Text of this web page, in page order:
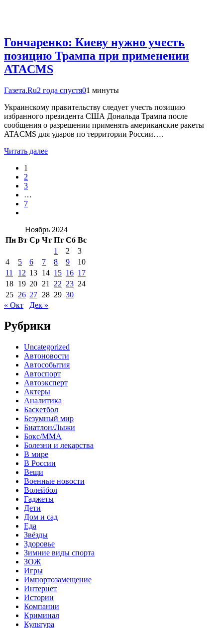
Гончаренко: Киеву нужно учесть
позицию Трампа при применении
ATACMS
Газета.Ru2 года спустя01 минуты
Украинскому правительству следует учесть позицию
избранного президента США Дональда Трампа после
сообщения о разрешении применять американские ракеты
ATACMS для ударов по территории России….
Читать далее
1
2
3
…
7
Ноябрь 2024
Пн Вт Ср Чт Пт Сб Вс
1
2
3
4
5 6 7 8 9
10
11
12 13 14 15 16 17
18 19 20 21 22 23 24
25 26 27 28 29 30
« Окт
Дек »
Рубрики
Uncategorized
Автоновости
Автособытия
Автоспорт
Автоэксперт
Актеры
Аналитика
Баскетбол
Безумный мир
Биатлон/Лыжи
Бокс/MMA
Болезни и лекарства
В мире
В России
Вещи
Военные новости
Волейбол
Гаджеты
Дети
Дом и сад
Еда
Звёзды
Здоровье
Зимние виды спорта
ЗОЖ
Игры
Импортозамещение
Интернет
Истории
Компании
Криминал
Культура